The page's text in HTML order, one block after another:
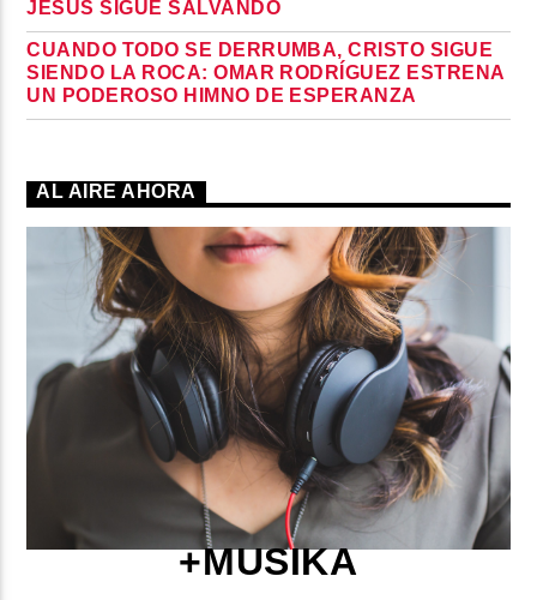
JESÚS SIGUE SALVANDO
CUANDO TODO SE DERRUMBA, CRISTO SIGUE
SIENDO LA ROCA: OMAR RODRÍGUEZ ESTRENA
UN PODEROSO HIMNO DE ESPERANZA
AL AIRE AHORA
+MUSIKA